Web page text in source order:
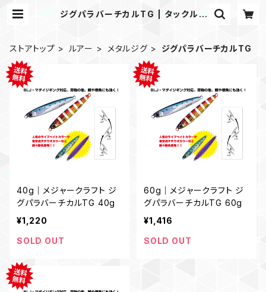
ジグパラバーチカルTG | タックルノ
ストアトップ ルアー メタルジグ ジグパラバーチカルTG
40g｜メジャークラフト ジ
グパラバーチカルTG 40g
¥1,220
SOLD OUT
60g｜メジャークラフト ジ
グパラバーチカルTG 60g
¥1,416
SOLD OUT